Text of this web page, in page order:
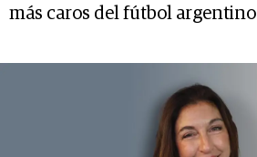
más caros del fútbol argentino